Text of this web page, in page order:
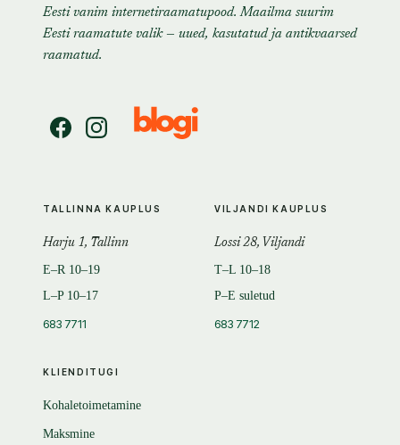
Eesti vanim internetiraamatupood. Maailma suurim
Eesti raamatute valik — uued, kasutatud ja antikvaarsed
raamatud.
KLIENDITUGI
Kohaletoimetamine
Maksmine
TALLINNA KAUPLUS
Harju 1, Tallinn
E–R 10–19
L–P 10–17
683 7711
VILJANDI KAUPLUS
Lossi 28, Viljandi
T–L 10–18
P–E suletud
683 7712